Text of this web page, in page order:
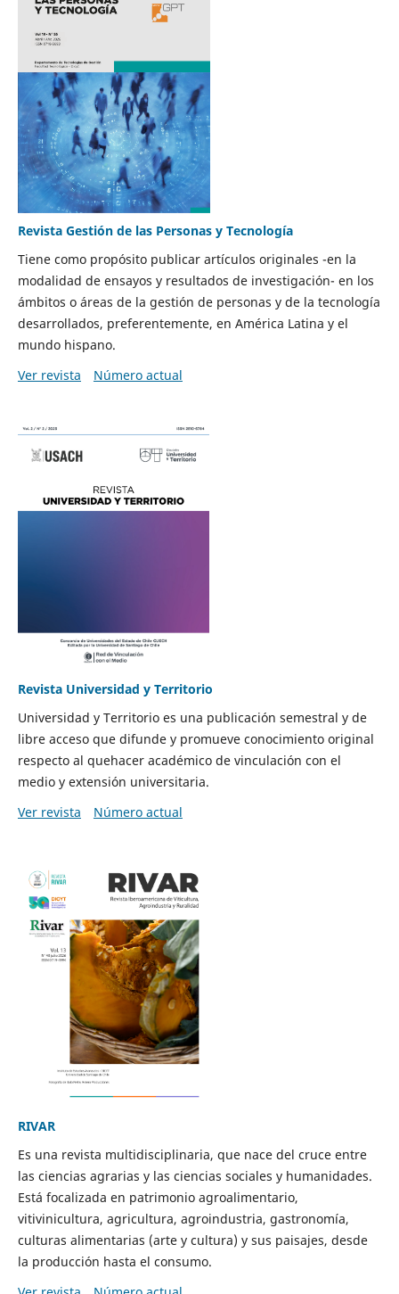
Revista Gestión de las Personas y Tecnología
Tiene como propósito publicar artículos originales -en la
modalidad de ensayos y resultados de investigación- en los
ámbitos o áreas de la gestión de personas y de la tecnología
desarrollados, preferentemente, en América Latina y el
mundo hispano.
Ver revista
Número actual
Revista Universidad y Territorio
Universidad y Territorio es una publicación semestral y de
libre acceso que difunde y promueve conocimiento original
respecto al quehacer académico de vinculación con el
medio y extensión universitaria.
Ver revista
Número actual
RIVAR
Es una revista multidisciplinaria, que nace del cruce entre
las ciencias agrarias y las ciencias sociales y humanidades.
Está focalizada en patrimonio agroalimentario,
vitivinicultura, agricultura, agroindustria, gastronomía,
culturas alimentarias (arte y cultura) y sus paisajes, desde
la producción hasta el consumo.